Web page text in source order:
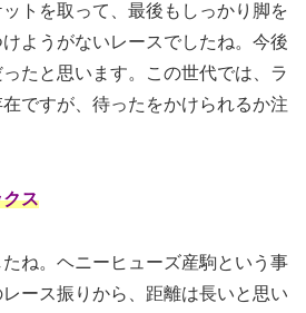
トを取って、最後もしっかり脚を
ようがないレースでしたね。今後
たと思います。この世代では、ラ
ですが、待ったをかけられるか注
ス
ね。ヘニーヒューズ産駒という事
ース振りから、距離は長いと思い